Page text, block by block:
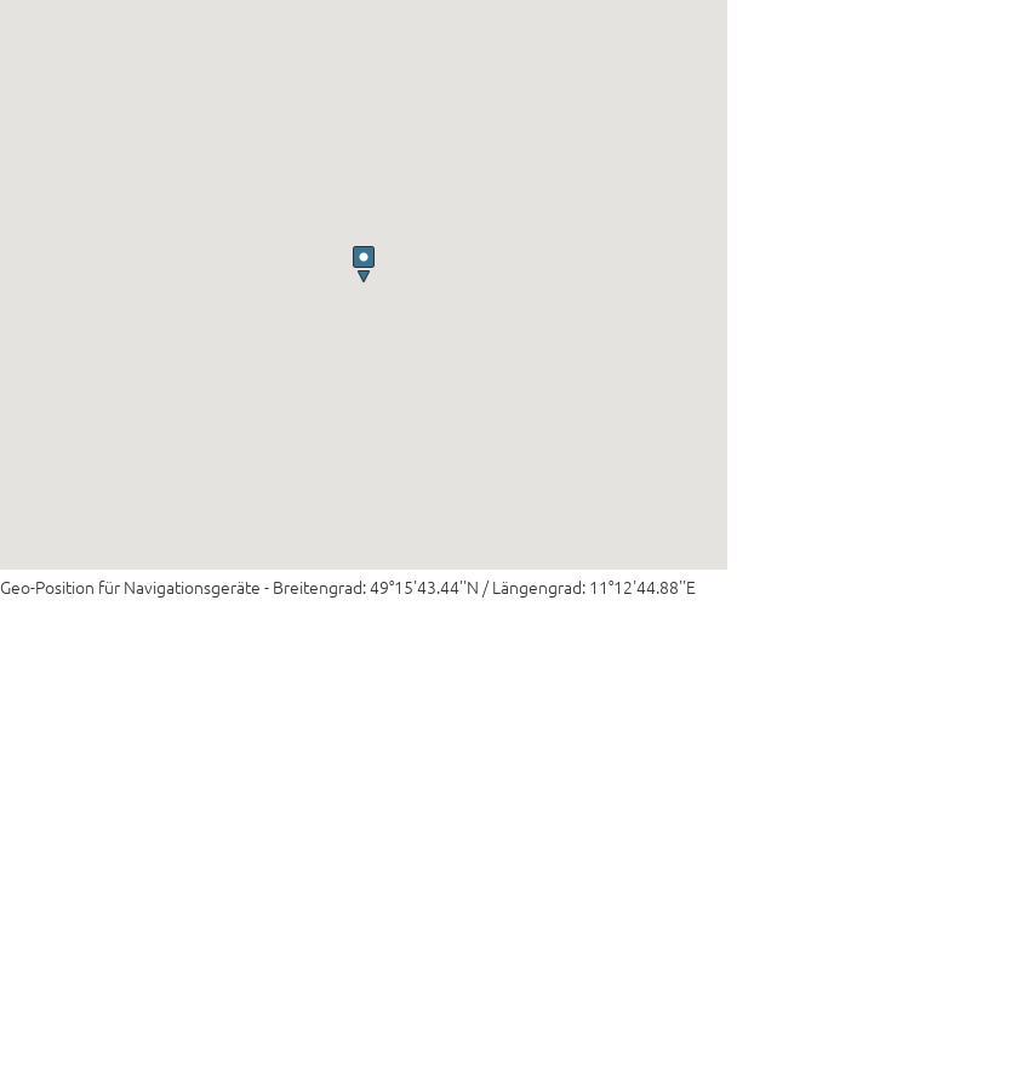
Geo-Position für Navigationsgeräte - Breitengrad: 49°15'43.44''N / Längengrad: 11°12'44.88''E